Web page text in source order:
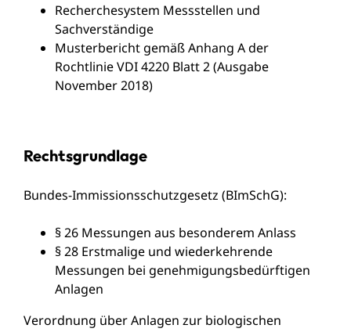
Recherchesystem Messstellen und
Sachverständige
Musterbericht gemäß Anhang A der
Rochtlinie VDI 4220 Blatt 2 (Ausgabe
November 2018)
Rechtsgrundlage
Bundes-Immissionsschutzgesetz (BImSchG):
§ 26 Messungen aus besonderem Anlass
§ 28 Erstmalige und wiederkehrende
Messungen bei genehmigungsbedürftigen
Anlagen
Verordnung über Anlagen zur biologischen